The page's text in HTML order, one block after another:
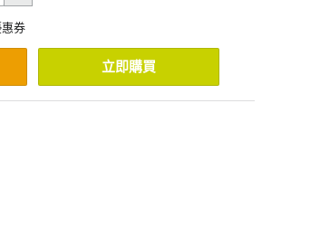
券
立即購買